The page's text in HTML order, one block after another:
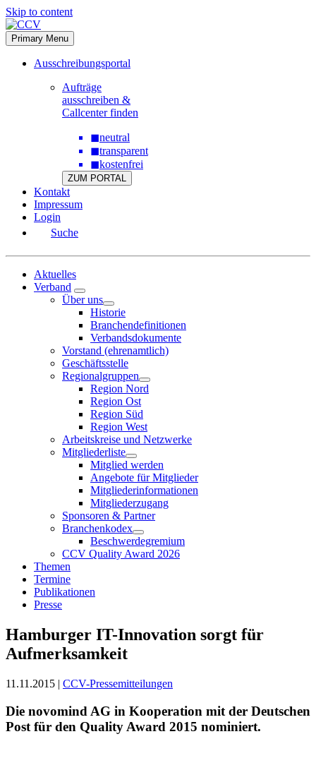
Skip to content
Primary Menu
Ausschreibungsportal
Aufträge
ausschreiben &
Callcenter finden
◼neutral
◼transparent
◼kostenfrei
ZUM PORTAL
Kontakt
Impressum
Login
Suche
Aktuelles
Verband
Über uns
Historie
Branchendefinitionen
Verbandsdokumente
Vorstand (ehrenamtlich)
Geschäftsstelle
Regionalgruppen
Region Nord
Region Ost
Region Süd
Region West
Arbeitskreise und Netzwerke
Mitgliederliste
Mitglied werden
Angebote für Mitglieder
Mitgliederinformationen
Mitgliederzugang
Sponsoren & Partner
Branchenkodex
Beschwerdegremium
CCV Quality Award 2026
Themen
Termine
Publikationen
Presse
Hamburger IT-Innovation sorgt für
Aufmerksamkeit
11.11.2015 | CCV-Pressemitteilungen
Die novomind AG in Kooperation mit der Deutschen
Post für den Quality Award 2015 nominiert.